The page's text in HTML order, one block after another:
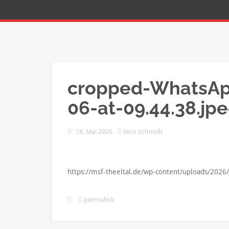
cropped-
06-at-
18. Mai 2026 Nico Schmidt
https://msf-theeltal.de/wp-content/uploads/
permalink